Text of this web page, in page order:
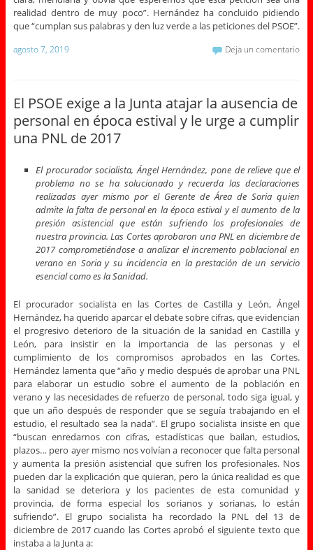
realidad dentro de muy poco”. Hernández ha concluido pidiendo
que “cumplan sus palabras y den luz verde a las peticiones del PSOE”.
agosto 7, 2019 Deja un comentario
El PSOE exige a la Junta atajar la ausencia de
personal en época estival y le urge a cumplir
una PNL de 2017
El procurador socialista, Ángel Hernández, pone de relieve que el
problema no se ha solucionado y recuerda las declaraciones
realizadas ayer mismo por el Gerente de Área de Soria quien
admite la falta de personal en la época estival y el aumento de la
presión asistencial que están sufriendo los profesionales de
nuestra provincia. Las Cortes aprobaron una PNL en diciembre de
2017 comprometiéndose a analizar el incremento poblacional en
verano en Soria y su incidencia en la prestación de un servicio
esencial como es la Sanidad.
El procurador socialista en las Cortes de Castilla y León, Ángel
Hernández, ha querido aparcar el debate sobre cifras, que evidencian
el progresivo deterioro de la situación de la sanidad en Castilla y
León, para insistir en la importancia de las personas y el
cumplimiento de los compromisos aprobados en las Cortes.
Hernández lamenta que “año y medio después de aprobar una PNL
para elaborar un estudio sobre el aumento de la población en
verano y las necesidades de refuerzo de personal, todo siga igual, y
que un año después de responder que se seguía trabajando en el
estudio, el resultado sea la nada”. El grupo socialista insiste en que
“buscan enredarnos con cifras, estadísticas que bailan, estudios,
plazos… pero ayer mismo nos volvían a reconocer que falta personal
y aumenta la presión asistencial que sufren los profesionales. Nos
pueden dar la explicación que quieran, pero la única realidad es que
la sanidad se deteriora y los pacientes de esta comunidad y
provincia, de forma especial los sorianos y sorianas, lo están
sufriendo”. El grupo socialista ha recordado la PNL del 13 de
diciembre de 2017 cuando las Cortes aprobó el siguiente texto que
instaba a la Junta a: